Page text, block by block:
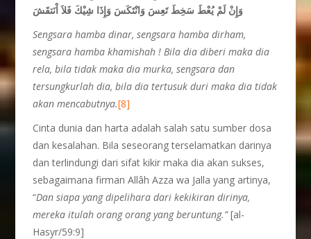
وَإِنْ لَمْ يُعْطَ سَخِطَ تَعِسَ وَانْتَكَسَ وَإِذَا شِيْكَ فَلاَ اْنَتقَشَ
Sengsara hamba dinar, sengsara hamba dirham,
sengsara hamba khamishah ! Bila dia diberi maka dia
rela, bila tidak maka dia murka, sengsara dan
tersungkurlah dia, bila dia tertusuk duri maka dia tidak
akan mencabutnya.[8]
Cinta dunia dan harta adalah salah satu sumber dosa
dan kesalahan. Bila seseorang terselamatkan darinya
dan terlindungi dari sifat kikir maka dia akan sukses,
sebagaimana firman Allâh Azza wa Jalla yang artinya,
“Dan siapa yang dipelihara dari kekikiran dirinya,
mereka itulah orang orang yang beruntung.”[al-
Hasyr/59:9]